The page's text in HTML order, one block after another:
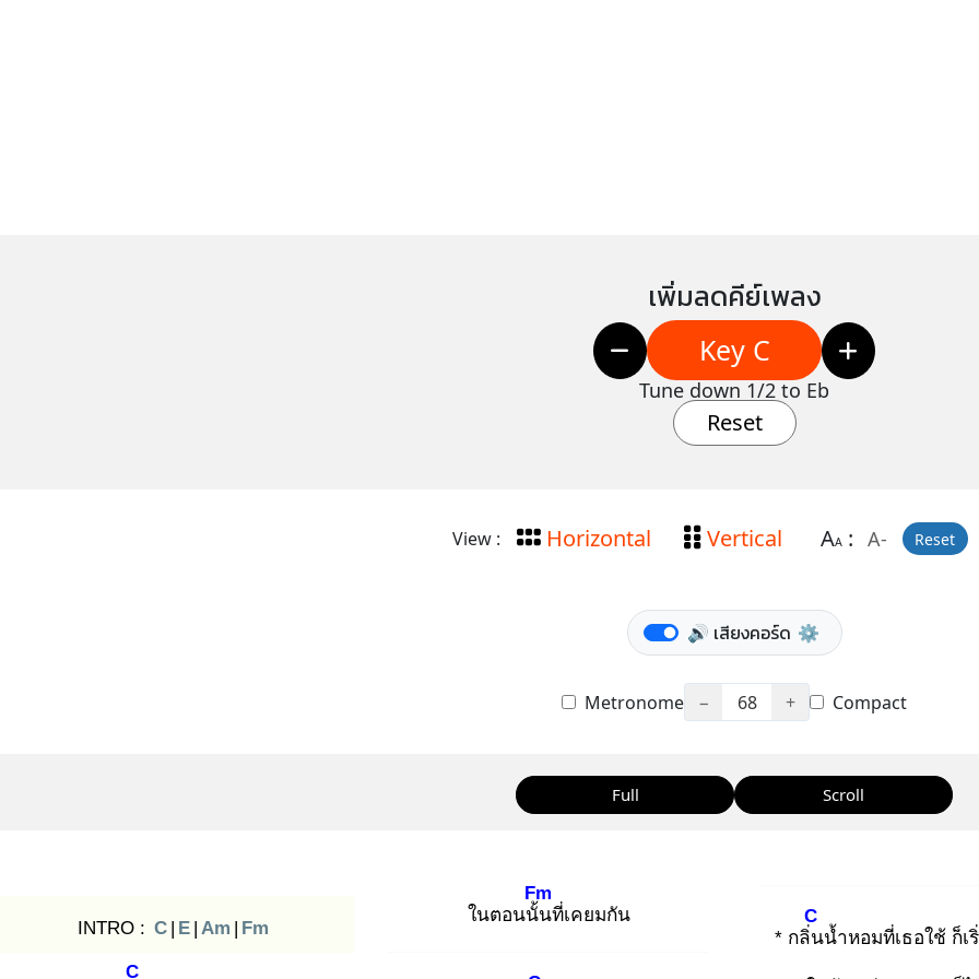
เพิ่มลดคีย์เพลง
Key C
Tune down 1/2 to Eb
Reset
View : Horizontal Vertical AA: A- Reset
🔊 เสียงคอร์ด ⚙️
Metronome − 68 + Compact
Full Scroll
INTRO : C | E | Am | Fm
C
ในตอนนั้น
Fm
ที่เคยมกัน
* กลิ่น
C
น้ำหอมที่เธอใช้ ก็เ